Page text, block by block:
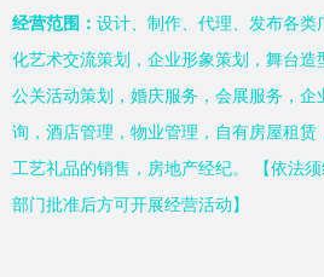
经营范围： 设计、制作、代理、发布各类
化艺术交流策划，企业形象策划，舞台造
公关活动策划，婚庆服务，会展服务，
询，酒店管理，物业管理，自有房屋租赁
工艺礼品的销售，房地产经纪。 【依法
部门批准后方可开展经营活动】